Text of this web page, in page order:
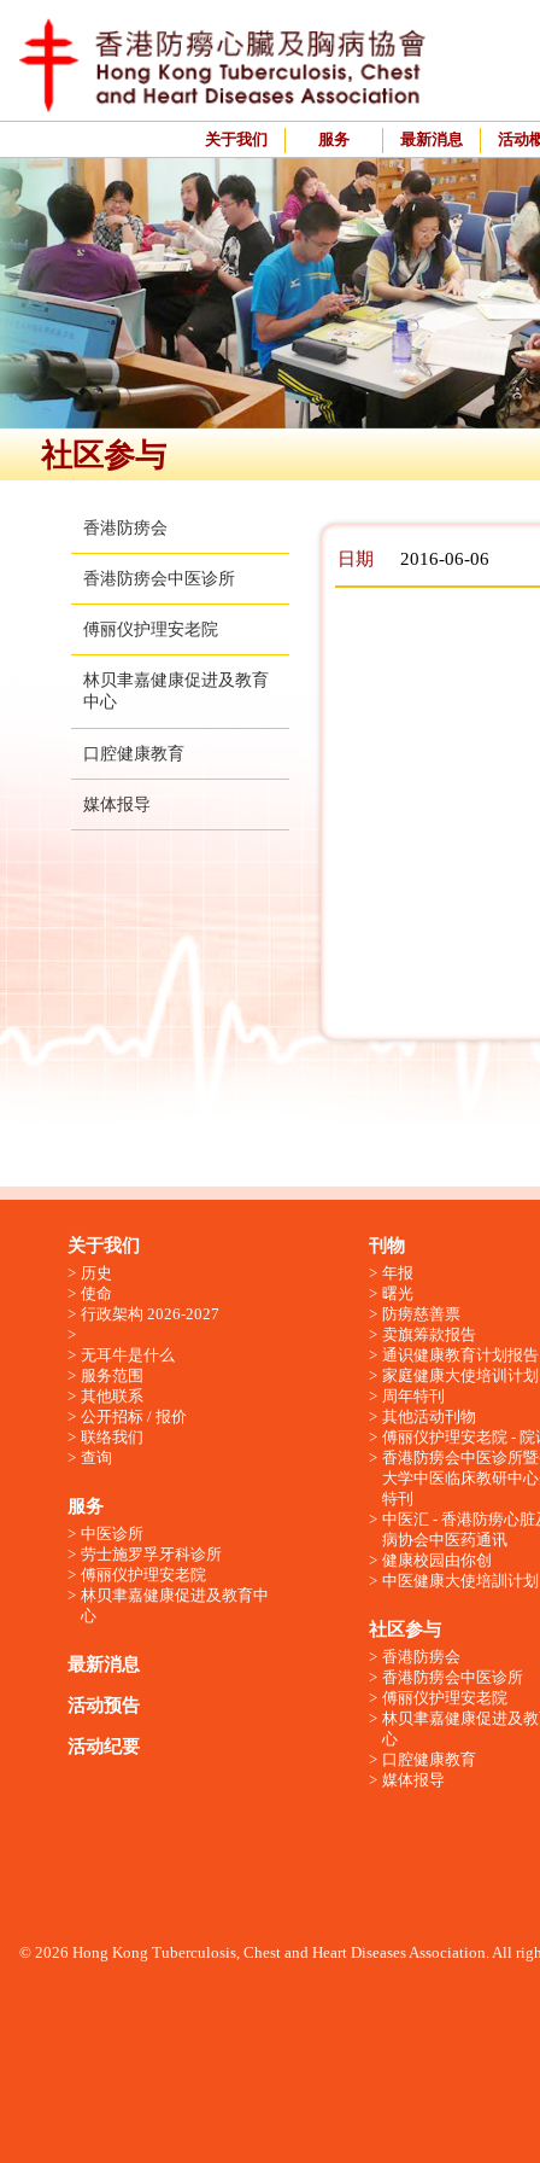
关于我们 服务 最新消息 活动
社区参与
香港防痨会
香港防痨会中医诊所
傅丽仪护理安老院
林贝聿嘉健康促进及教育
中心
口腔健康教育
媒体报导
日期 2016-06-06
关于我们
历史
使命
行政架构 2026-2027
无耳牛是什么
服务范围
其他联系
公开招标 / 报价
联络我们
查询
服务
中医诊所
劳士施罗孚牙科诊所
傅丽仪护理安老院
林贝聿嘉健康促进及教育中
心
最新消息
活动预告
活动纪要
刊物
年报
曙光
防痨慈善票
卖旗筹款报告
通识健康教育计划报告
家庭健康大使培训计划
周年特刊
其他活动刊物
傅丽仪护理安老院 - 院
香港防痨会中医诊所
大学中医临床教研中
特刊
中医汇 - 香港防痨心脏
病协会中医药通讯
健康校园由你创
中医健康大使培訓计划
社区参与
香港防痨会
香港防痨会中医诊所
傅丽仪护理安老院
林贝聿嘉健康促进及
心
口腔健康教育
媒体报导
© 2026 Hong Kong Tuberculosis, Chest and Heart Diseases Association. All